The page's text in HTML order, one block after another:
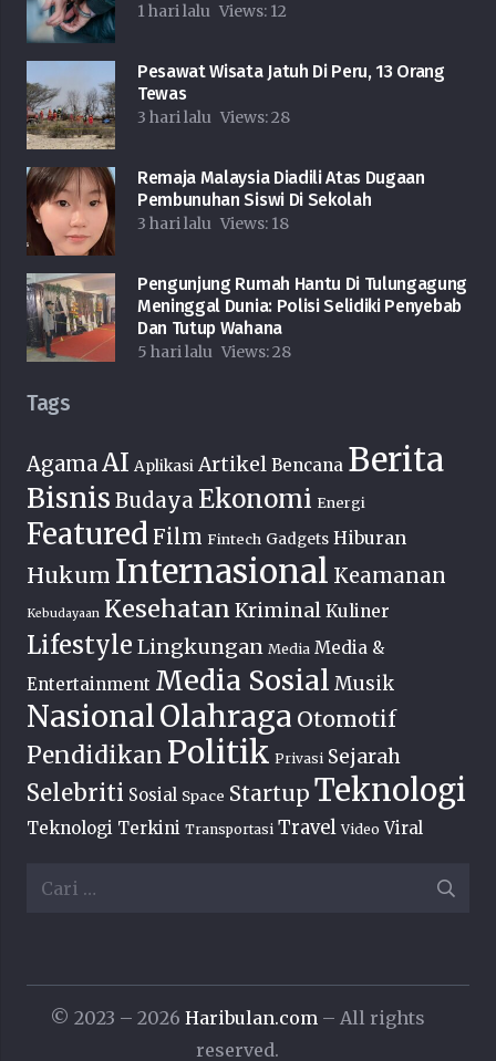
1 hari lalu Views: 12
Pesawat Wisata Jatuh Di Peru, 13 Orang
Tewas
3 hari lalu Views:28
Remaja Malaysia Diadili Atas Dugaan
Pembunuhan Siswi Di Sekolah
3 hari lalu Views: 18
Pengunjung Rumah Hantu Di Tulungagung
Meninggal Dunia: Polisi Selidiki Penyebab
Dan Tutup Wahana
5 hari lalu Views:28
Tags
AgamaAI Aplikasi Artikel Bencana Berita
Bisnis Budaya Ekonomi Energi
Featured Film Fintech Gadgets Hiburan
Hukum Internasional Keamanan
Kebudayaan Kesehatan Kriminal Kuliner
Lifestyle Lingkungan Media Media &
Entertainment Media Sosial Musik
NasionalOlahraga Otomotif
Pendidikan Politik Privasi Sejarah
Selebriti Sosial Space Startup Teknologi
Teknologi Terkini Transportasi Travel Video Viral
Cari
© 2023 – 2026 Haribulan.com – All rights
reserved.